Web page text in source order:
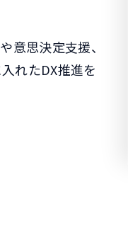
意思決定支援、
れたDX推進を